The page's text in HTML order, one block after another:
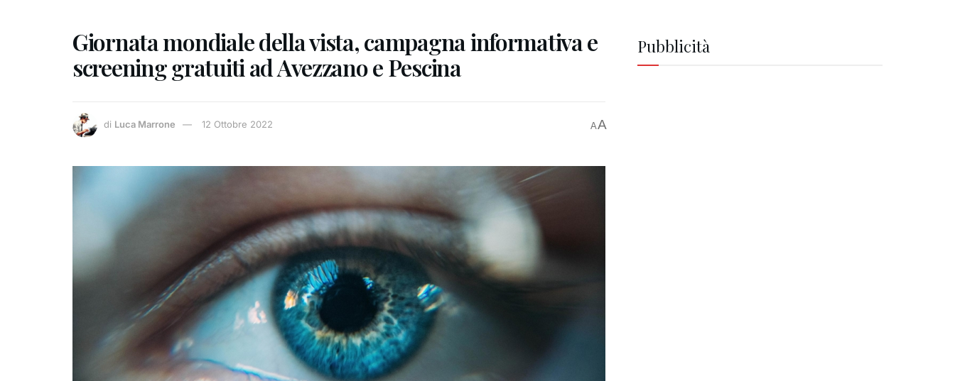
Giornata mondiale della vista, campagna informativa e
screening gratuiti ad Avezzano e Pescina
di Luca Marrone 12 Ottobre 2022 AA
Pubblicità